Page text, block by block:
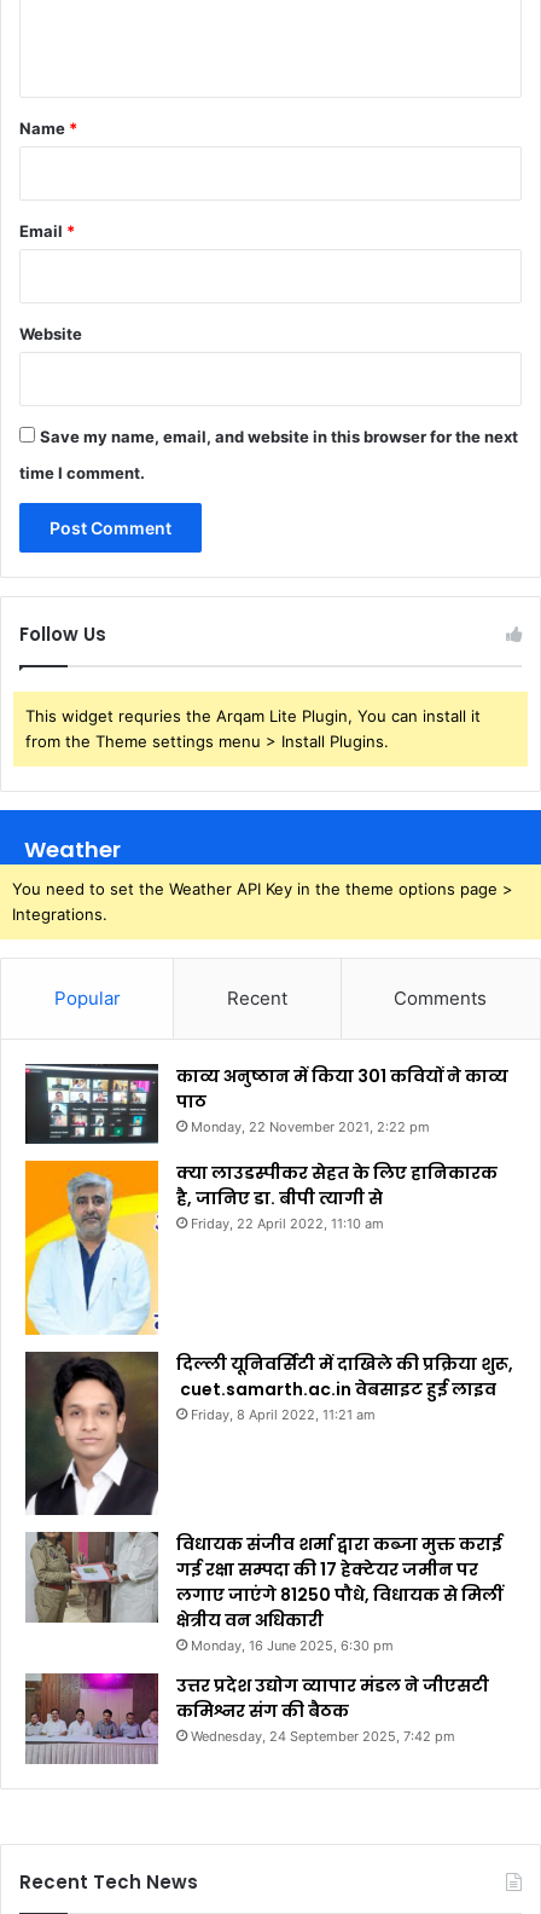
*
Name *
Email *
Website
Save my name, email, and website in this browser for the next
time I comment.
Follow Us
This widget requries the Arqam Lite Plugin, You can install it
from the Theme settings menu > Install Plugins.
Weather
You need to set the Weather API Key in the theme options page >
Integrations.
Popular Recent Comments
काव्य अनुष्ठान में किया 301 कवियों ने काव्य
पाठ
Monday, 22 November 2021, 2:22 pm
क्या लाउडस्पीकर सेहत के लिए हानिकारक
है, जानिए डा. बीपी त्यागी से
Friday, 22 April 2022, 11:10 am
दिल्ली यूनिवर्सिटी में दाखिले की प्रक्रिया शुरू,
cuet.samarth.ac.in वेबसाइट हुई लाइव
Friday, 8 April 2022, 11:21 am
विधायक संजीव शर्मा द्वारा कब्जा मुक्त कराई
गई रक्षा सम्पदा की 17 हेक्टेयर जमीन पर
लगाए जाएंगे 81250 पौधे, विधायक से मिलीं
क्षेत्रीय वन अधिकारी
Monday, 16 June 2025, 6:30 pm
उत्तर प्रदेश उद्योग व्यापार मंडल ने जीएसटी
कमिश्नर संग की बैठक
Wednesday, 24 September 2025, 7:42 pm
Recent Tech News